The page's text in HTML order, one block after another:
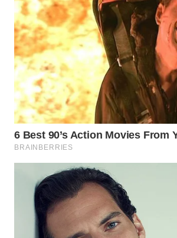
ALPERKLINAS
FORJASIDA
TAMBANG
NEWS
SITUNGIR
NEWS
SIBARAGAS
NEWS